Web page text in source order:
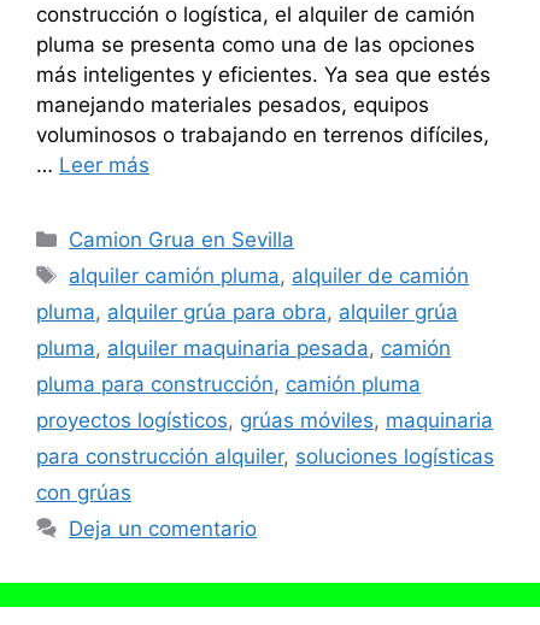
construcción o logística, el alquiler de camión
pluma se presenta como una de las opciones
más inteligentes y eficientes. Ya sea que estés
manejando materiales pesados, equipos
voluminosos o trabajando en terrenos difíciles,
… Leer más
Categorías
Camion Grua en Sevilla
Etiquetas
alquiler camión pluma, alquiler de camión
pluma, alquiler grúa para obra, alquiler grúa
pluma, alquiler maquinaria pesada, camión
pluma para construcción, camión pluma
proyectos logísticos, grúas móviles, maquinaria
para construcción alquiler, soluciones logísticas
con grúas
Deja un comentario